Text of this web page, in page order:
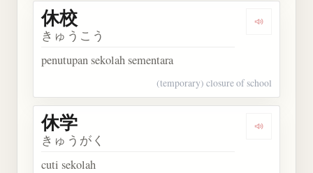
Dengarkan
休校
きゅうこう
penutupan sekolah sementara
(temporary) closure of school
Dengarkan
休学
きゅうがく
cuti sekolah